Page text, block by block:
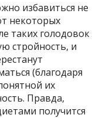
избавиться не
некоторых
таких голодовок
стройность, и
(благодаря
их
Правда,
получится